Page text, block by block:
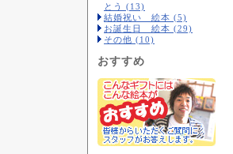
とう (13)
結婚祝い 絵本 (5)
お誕生日 絵本 (29)
その他 (10)
おすすめ